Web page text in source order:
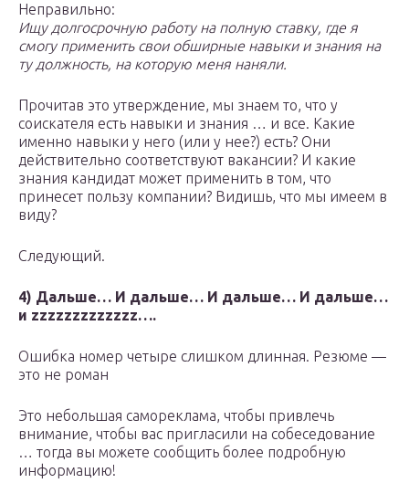
Неправильно:
Ищу долгосрочную работу на полную ставку, где я
смогу применить свои обширные навыки и знания на
ту должность, на которую меня наняли.
Прочитав это утверждение, мы знаем то, что у
соискателя есть навыки и знания … и все. Какие
именно навыки у него (или у нее?) есть? Они
действительно соответствуют вакансии? И какие
знания кандидат может применить в том, что
принесет пользу компании? Видишь, что мы имеем в
виду?
Следующий.
4) Дальше… И дальше… И дальше… И дальше…
и zzzzzzzzzzzzz….
Ошибка номер четыре слишком длинная. Резюме —
это не роман
Это небольшая самореклама, чтобы привлечь
внимание, чтобы вас пригласили на собеседование
… тогда вы можете сообщить более подробную
информацию!